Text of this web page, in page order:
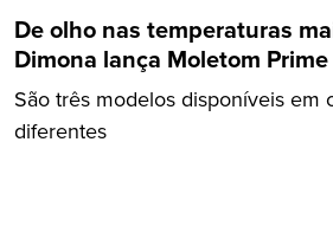
De olho nas temperaturas
Dimona lança Moletom Prime
São três modelos disponíveis em
diferentes